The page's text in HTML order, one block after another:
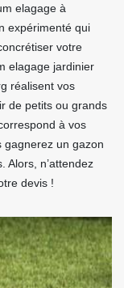
elagage à
expérimenté qui
votre
elagage jardinier
réalisent vos
de petits ou grands
à vos
gagnerez un gazon
Alors, n’attendez
devis !